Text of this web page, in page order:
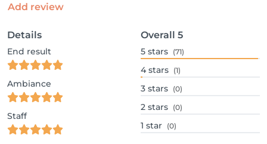
Add review
Details
End result
Ambiance
Staff
Overall 5
5 stars (71)
4 stars (1)
3 stars (0)
2 stars (0)
1 star (0)